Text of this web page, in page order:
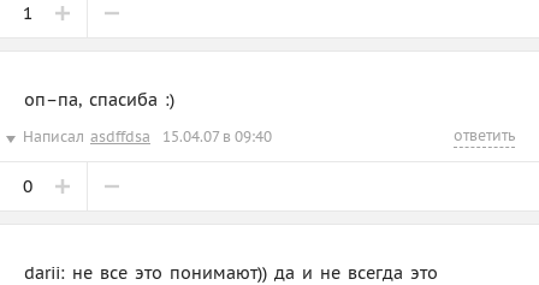
1
оп–па, спасиба :)
Написал asdffdsa 15.04.07 в 09:40 ответить
0
darii: не все это понимают)) да и не всегда это